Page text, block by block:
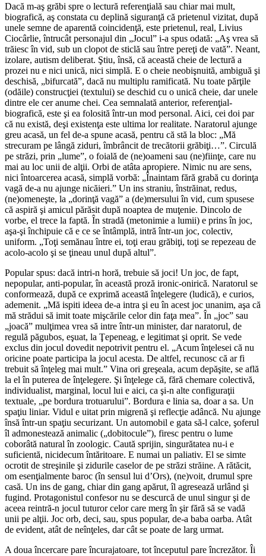
Dacă m-aş grăbi spre o lectură referenţială sau chiar mai mult,
biografică, aş constata cu deplină siguranţă că prietenul vizitat, după
unele semne de aparentă coincidenţă, este prietenul, real, Livius
Ciocârlie, întrucât personajul din „Jocul” i-a spus odată: „Aş vrea să
trăiesc în vid, sub un clopot de sticlă sau între pereţi de vată”. Neant,
izolare, autism deliberat. Ştiu, însă, că această cheie de lectură a
prozei nu e nici unică, nici simplă. E o cheie neobişnuită, ambiguă şi
deschisă, „bifurcată”, dacă nu multiplu ramificată. Nu toate părţile
(odăile) construcţiei (textului) se deschid cu o unică cheie, dar unele
dintre ele cer anume chei. Cea semnalată anterior, referenţial-
biografică, este şi ea folosită într-un mod personal. Aici, cei doi par
că nu există, deşi existenţa este ultima lor realitate. Naratorul ajunge
greu acasă, un fel de-a spune acasă, pentru că stă la bloc: „Mă
strecuram pe lângă ziduri, îmbrâncit de trecătorii grăbiţi…”. Circulă
pe străzi, prin „lume”, o foială de (ne)oameni sau (ne)fiinţe, care nu
mai au loc unii de alţii. Orbi de atâta apropiere. Nimic nu are sens,
nici întoarcerea acasă, simplă vorbă: „Înaintam fără grabă cu dorinţa
vagă de-a nu ajunge nicăieri.” Un ins straniu, înstrăinat, redus,
(ne)omeneşte, la „dorinţă vagă” a (de)mersului în vid, cum spusese
că aspiră şi amicul părăsit după noaptea de muţenie. Dincolo de
vorbe, el trece la faptă. În stradă (metonimie a lumii) e prins în joc,
aşa-şi închipuie că e ce se întâmplă, intră într-un joc, colectiv,
uniform. „Toţi semănau între ei, toţi erau grăbiţi, toţi se repezeau de
acolo-acolo şi se ţineau unul după altul”.
Popular spus: dacă intri-n horă, trebuie să joci! Un joc, de fapt,
nepopular, anti-popular, în această proză ironic-onirică. Naratorul se
conformează, după ce exprimă această înţelegere (ludică), e curios,
ademenit. „Mă ispiti ideea de-a intra şi eu în acest joc unanim, aşa că
mă strădui să imit toate mişcările celor din faţa mea”. În „joc” sau
„joacă” mulţimea vrea să intre într-un minister, dar naratorul, de
regulă păgubos, eşuat, la Ţepeneag, e legitimat şi oprit. Se vede
exclus din jocul dovedit nepotrivit pentru el. „Acum înţelesei că nu
oricine poate participa la jocul acesta. De altfel, recunosc că ar fi
trebuit să înţeleg mai mult.” Vina ori greşeala, acum depăşite, se află
la el în puterea de înţelegere. Şi înţelege că, fără chemare colectivă,
individualist, marginal, locul lui e aici, ca şi-n alte configuraţii
textuale, „pe bordura trotuarului”. Bordura e linia sa, doar a sa. Un
spaţiu liniar. Vidul e uitat prin migrenă şi reflecţie adâncă. Nu ajunge
însă într-un spaţiu securizant. Un automobil e gata să-l calce, şoferul
îl admonestează animalic („dobitocule”), firesc pentru o lume
coborâtă natural în zoologic. Caută sprijin, singurătatea nu-i e
suficientă, nicidecum întăritoare. E numai un paliativ. El se simte
ocrotit de streşinile şi zidurile caselor de pe străzi străine. A rătăcit,
om esenţialmente baroc (în sensul lui d’Ors), (ne)voit, drumul spre
casă. Un ins de gang, chiar din gang apărut, îl agresează urlând şi
fugind. Protagonistul confesor nu se descurcă de unul singur şi de
aceea reintră-n jocul tuturor celor care merg în şir fără să se vadă
unii pe alţii. Joc orb, deci, sau, spus popular, de-a baba oarba. Atât
de evident, atât de neînţeles, dar cât se poate de larg urmat.
A doua încercare pare încurajatoare, tot începutul pare încrezător. Îi